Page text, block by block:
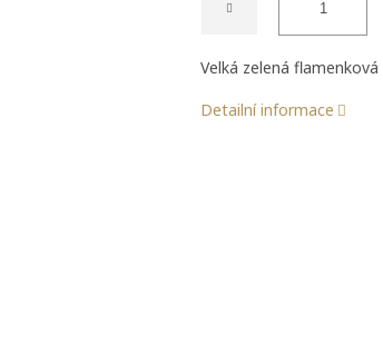
Velká zelená
Detailní informace